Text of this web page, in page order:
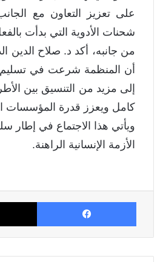
على تعزيز التعاون مع
شحنات الأدوية التي بدأت
من جانبه، أكد د. صلاح
إلى مزيد من التنسيق بين
كامل ويعزز قدرة المؤسسات
ويأتي هذا الاجتماع في إطار
الأزمة الإنسانية الراهنة.
فيسبوك